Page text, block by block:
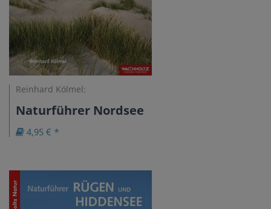
Reinhard Kölmel:
Naturführer Nordsee
4,95 € *